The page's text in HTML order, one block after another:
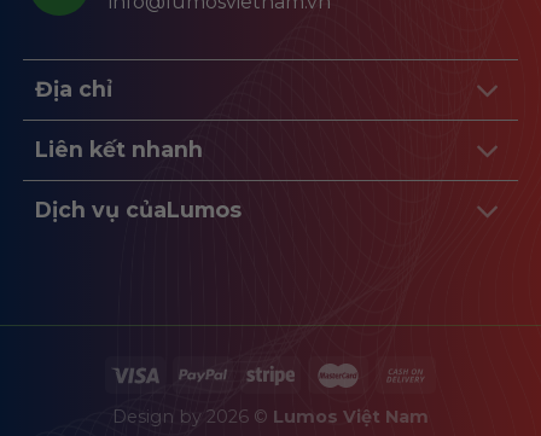
Địa chỉ
Liên kết nhanh
Dịch vụ củaLumos
Design by 2026 © Lumos Việt Nam